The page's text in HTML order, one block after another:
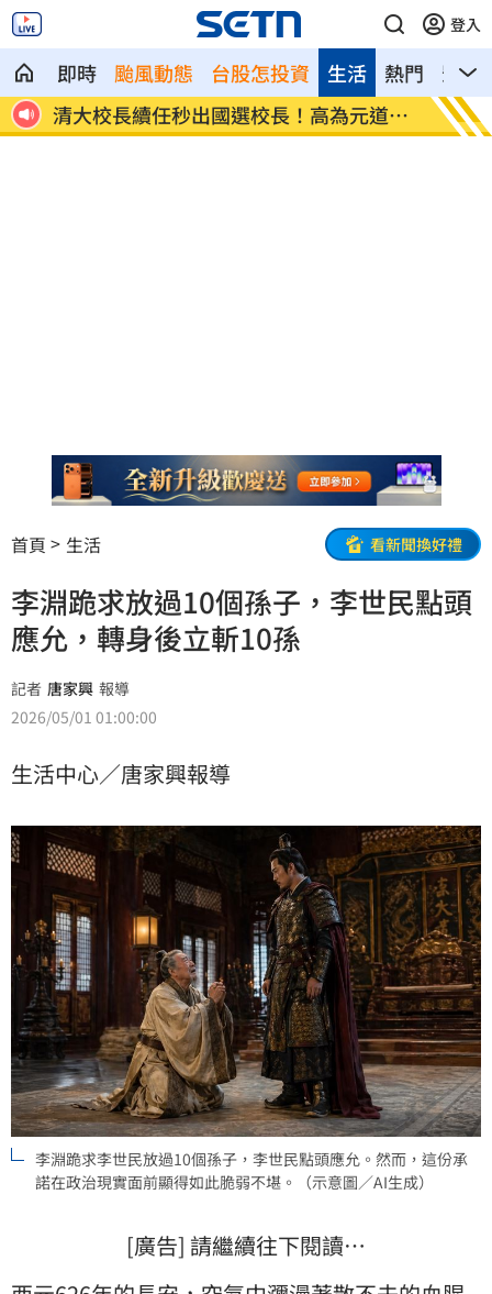
登入
即時 颱風動態 台股怎投資 熱門 影音
生活
卡 清大校長續任秒出國選校長！高為元道歉
了
影片
首頁 生活 看新聞換好禮
李淵跪求放過10個孫子，李世民點頭
應允，轉身後立斬10孫
記者 唐家興 報導
2026/05/01 01:00:00
生活中心／唐家興報導
李淵跪求李世民放過10個孫子，李世民點頭應允。然而，這份承
諾在政治現實面前顯得如此脆弱不堪。（示意圖／AI生成）
[廣告] 請繼續往下閱讀…